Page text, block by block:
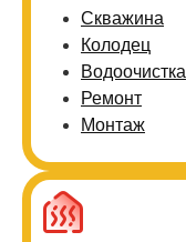
Скважина
Колодец
Водоочистка
Ремонт
Монтаж